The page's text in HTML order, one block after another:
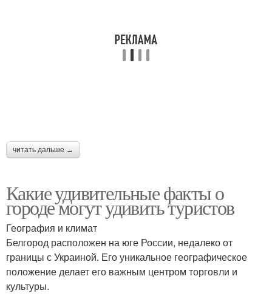
читать дальше →
Какие удивительные факты о
городе могут удивить туристов
География и климат
Белгород расположен на юге России, недалеко от
границы с Украиной. Его уникальное географическое
положение делает его важным центром торговли и
культуры.